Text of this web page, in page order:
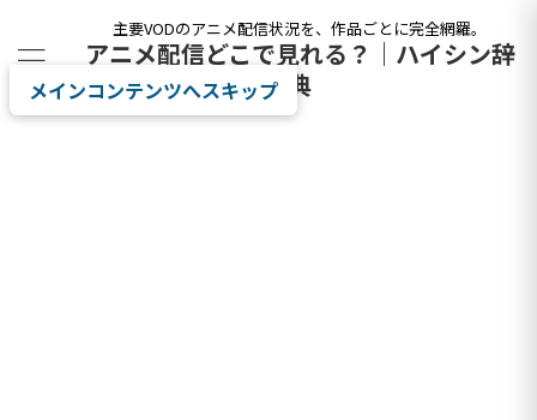
主要VODのアニメ配信状況を、作品ごとに完全網羅。
アニメ配信どこで見れる？｜ハイシン辞
典
メインコンテンツへスキップ